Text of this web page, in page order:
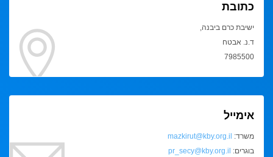
כתובת
ישיבת כרם ביבנה,
ד.נ. אבטח
7985500
אימייל
משרד: mazkirut@kby.org.il
בוגרים: pr_secy@kby.org.il